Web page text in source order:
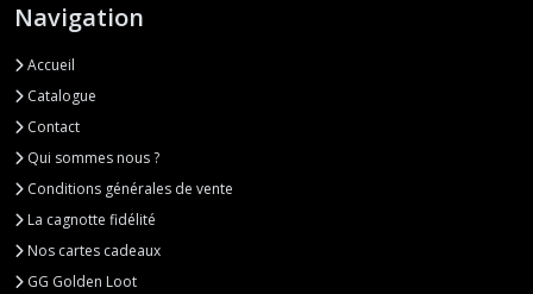
Navigation
Accueil
Catalogue
Contact
Qui sommes nous ?
Conditions générales de vente
La cagnotte fidélité
Nos cartes cadeaux
GG Golden Loot